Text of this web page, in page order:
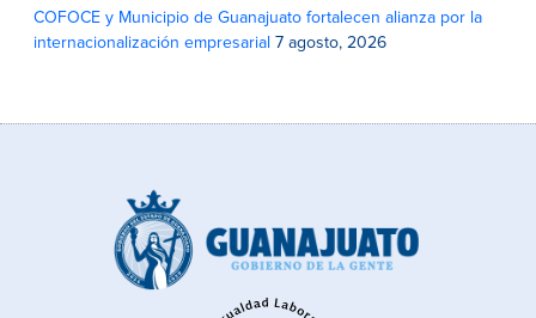
COFOCE y Municipio de Guanajuato fortalecen alianza por la
internacionalización empresarial 7 agosto, 2026